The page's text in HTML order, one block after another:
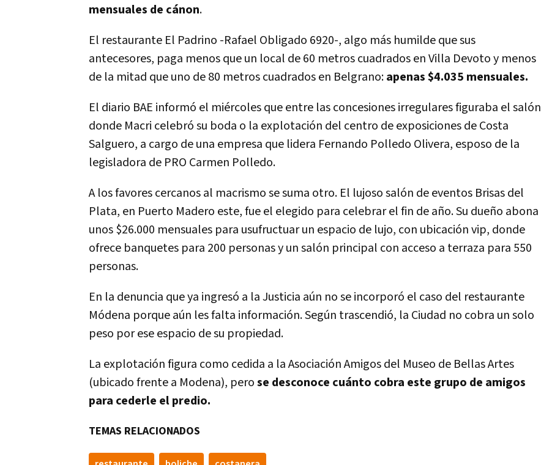
mensuales de cánon.
El restaurante El Padrino -Rafael Obligado 6920-, algo más humilde que sus
antecesores, paga menos que un local de 60 metros cuadrados en Villa Devoto y menos
de la mitad que uno de 80 metros cuadrados en Belgrano:apenas $4.035 mensuales.
El diario BAE informó el miércoles que entre las concesiones irregulares figuraba el salón
donde Macri celebró su boda o la explotación del centro de exposiciones de Costa
Salguero, a cargo de una empresa que lidera Fernando Polledo Olivera, esposo de la
legisladora de PRO Carmen Polledo.
A los favores cercanos al macrismo se suma otro. El lujoso salón de eventos Brisas del
Plata, en Puerto Madero este, fue el elegido para celebrar el fin de año. Su dueño abona
unos $26.000 mensuales para usufructuar un espacio de lujo, con ubicación vip, donde
ofrece banquetes para 200 personas y un salón principal con acceso a terraza para 550
personas.
En la denuncia que ya ingresó a la Justicia aún no se incorporó el caso del restaurante
Módena porque aún les falta información. Según trascendió, la Ciudad no cobra un solo
peso por ese espacio de su propiedad.
La explotación figura como cedida a la Asociación Amigos del Museo de Bellas Artes
(ubicado frente a Modena), perose desconoce cuánto cobra este grupo de amigos
para cederle el predio.
TEMAS RELACIONADOS